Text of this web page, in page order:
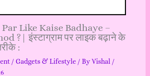
Like Kaise Badhaye –
?| इंस्टाग्राम पर लाइक बढ़ाने के
:
/ Gadgets & Lifestyle/ ByVishal /